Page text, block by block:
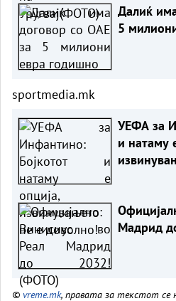
Далиќ
5
sportmedia.mk
УЕФА за
и натаму
Мадрид
© vreme.mk, правата за текстот се